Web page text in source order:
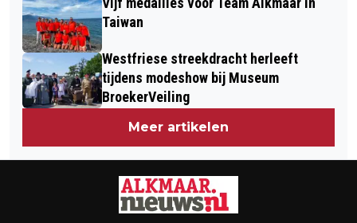
Taiwan
Westfriese streekdracht herleeft
tijdens modeshow bij Museum
BroekerVeiling
Meer artikelen